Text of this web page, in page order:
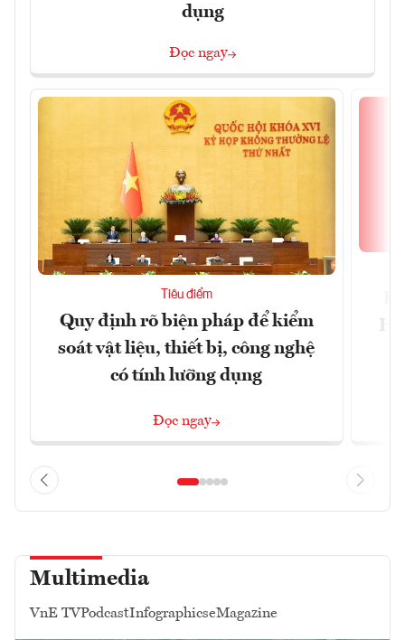
dụng
Đọc ngay
Tiêu điểm
Quy định rõ biện pháp để kiểm
soát vật liệu, thiết bị, công nghệ
có tính lưỡng dụng
Đọc ngay
Multimedia
VnE TVPodcastInfographicseMagazine